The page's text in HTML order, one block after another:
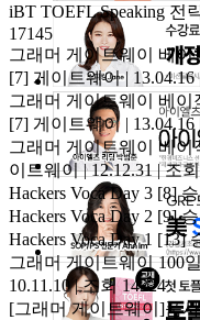
iBT TOEFL Speaking 전
17145
그래머 게이트웨이 베이
[7] 게이트웨이 | 13.04.16
그래머 게이트웨이 베이
[7] 게이트웨이 | 13.04.16
그래머 게이트웨이 베이
이트웨이 | 12.12.31 | 조
Hackers Voca Day 3 [8]
Hackers Voca Day 2 [9]
Hackers Voca Day 1 [13]
그래머 게이트웨이 100
10.11.10 | 조회 14224
[그래머 게이트웨이]품